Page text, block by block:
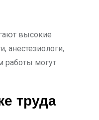
высокие
анестезиологи,
работы могут
труда